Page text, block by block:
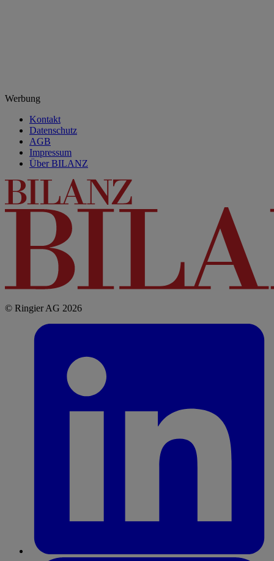
Werbung
Kontakt
Datenschutz
AGB
Impressum
Über BILANZ
© Ringier AG 2026